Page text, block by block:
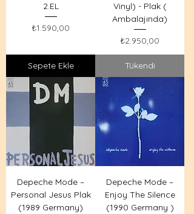
2.EL
Fiyat
₺1.590,00
Sepete Ekle
Vinyl) - Plak (
Ambalajında)
Fiyat
₺2.950,00
Tükendi
Depeche Mode –
Personal Jesus Plak
(1989 Germany)
Depeche Mode –
Enjoy The Silence
(1990 Germany )